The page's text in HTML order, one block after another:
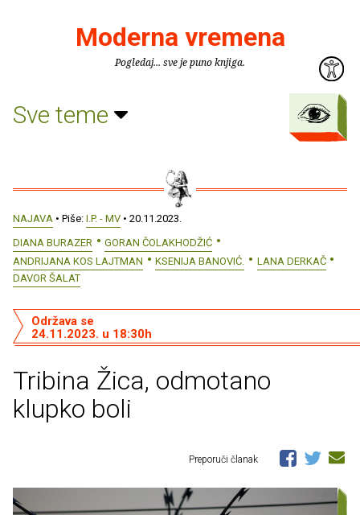
Moderna vremena
Pogledaj... sve je puno knjiga.
Sve teme
NAJAVA • Piše: I.P. - MV • 20.11.2023.
DIANA BURAZER
GORAN ČOLAKHODŽIĆ
ANDRIJANA KOS LAJTMAN
KSENIJA BANOVIĆ.
LANA DERKAČ
DAVOR ŠALAT
Tribina Žica, odmotano
klupko boli
Održava se
24.11.2023. u 18:30h
Preporuči članak